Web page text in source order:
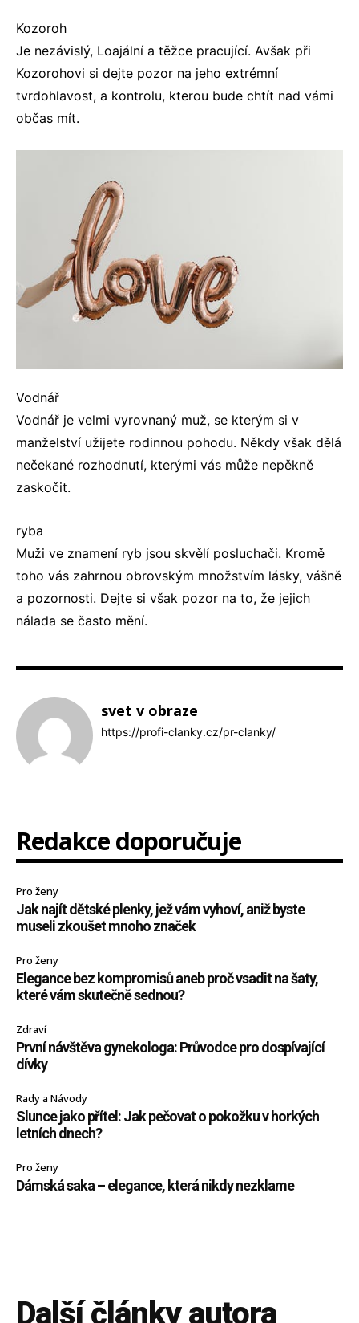
Kozoroh
Je nezávislý, Loajální a těžce pracující. Avšak při
Kozorohovi si dejte pozor na jeho extrémní
tvrdohlavost, a kontrolu, kterou bude chtít nad vámi
občas mít.
Vodnář
Vodnář je velmi vyrovnaný muž, se kterým si v
manželství užijete rodinnou pohodu. Někdy však dělá
nečekané rozhodnutí, kterými vás může nepěkně
zaskočit.
ryba
Muži ve znamení ryb jsou skvělí posluchači. Kromě
toho vás zahrnou obrovským množstvím lásky, vášně
a pozornosti. Dejte si však pozor na to, že jejich
nálada se často mění.
svet v obraze
https://profi-clanky.cz/pr-clanky/
Redakce doporučuje
Pro ženy
Jak najít dětské plenky, jež vám vyhoví, aniž byste
museli zkoušet mnoho značek
Pro ženy
Elegance bez kompromisů aneb proč vsadit na šaty,
které vám skutečně sednou?
Zdraví
První návštěva gynekologa: Průvodce pro dospívající
dívky
Rady a Návody
Slunce jako přítel: Jak pečovat o pokožku v horkých
letních dnech?
Pro ženy
Dámská saka – elegance, která nikdy nezklame
Další články autora